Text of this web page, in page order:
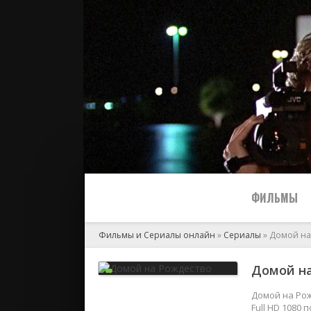
ФИЛЬМЫ
2024
Фильмы и Сериалы онлайн » Сериалы » Домой
Домой
Домой на
Full HD 1080